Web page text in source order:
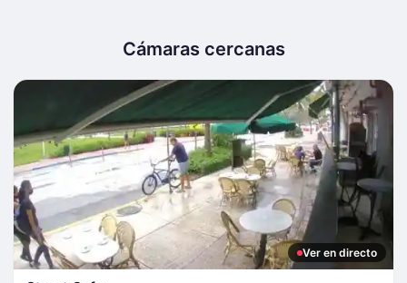
Cámaras cercanas
Ver en directo